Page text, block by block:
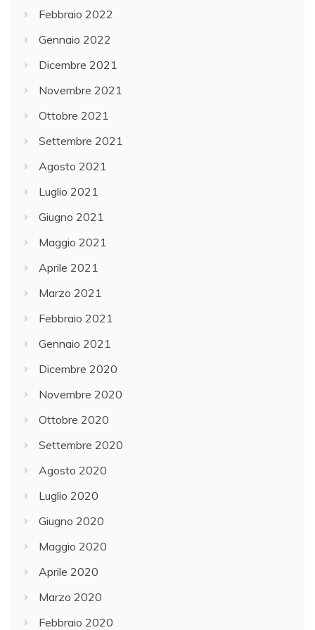
Febbraio 2022
Gennaio 2022
Dicembre 2021
Novembre 2021
Ottobre 2021
Settembre 2021
Agosto 2021
Luglio 2021
Giugno 2021
Maggio 2021
Aprile 2021
Marzo 2021
Febbraio 2021
Gennaio 2021
Dicembre 2020
Novembre 2020
Ottobre 2020
Settembre 2020
Agosto 2020
Luglio 2020
Giugno 2020
Maggio 2020
Aprile 2020
Marzo 2020
Febbraio 2020